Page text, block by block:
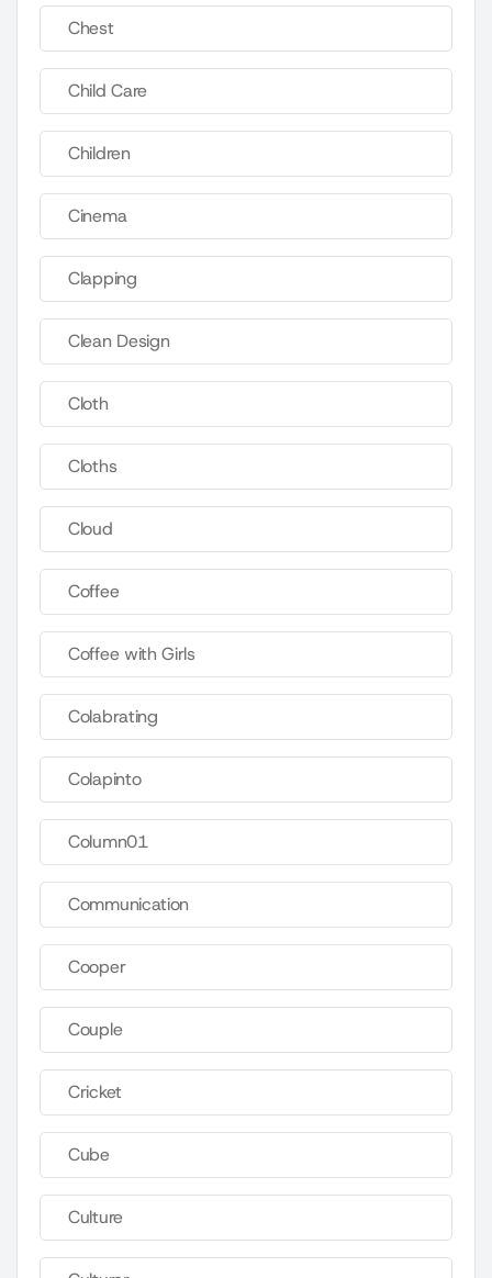
Chest
Child Care
Children
Cinema
Clapping
Clean Design
Cloth
Cloths
Cloud
Coffee
Coffee with Girls
Colabrating
Colapinto
Column01
Communication
Cooper
Couple
Cricket
Cube
Culture